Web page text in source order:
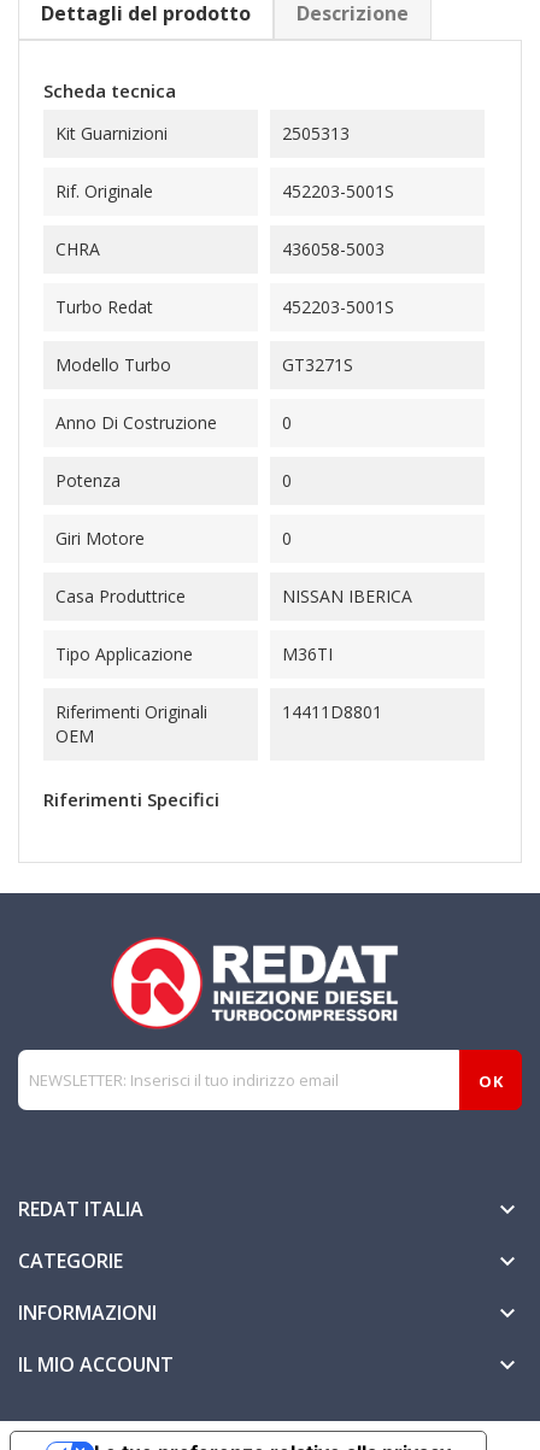
Dettagli del prodotto Descrizione
Scheda tecnica
Kit Guarnizioni 2505313
Rif. Originale 452203-5001S
CHRA 436058-5003
Turbo Redat 452203-5001S
Modello Turbo GT3271S
Anno Di Costruzione 0
Potenza 0
Giri Motore 0
Casa Produttrice NISSAN IBERICA
Tipo Applicazione M36TI
Riferimenti Originali
OEM
14411D8801
Riferimenti Specifici
REDAT ITALIA 
CATEGORIE 
INFORMAZIONI 
IL MIO ACCOUNT 